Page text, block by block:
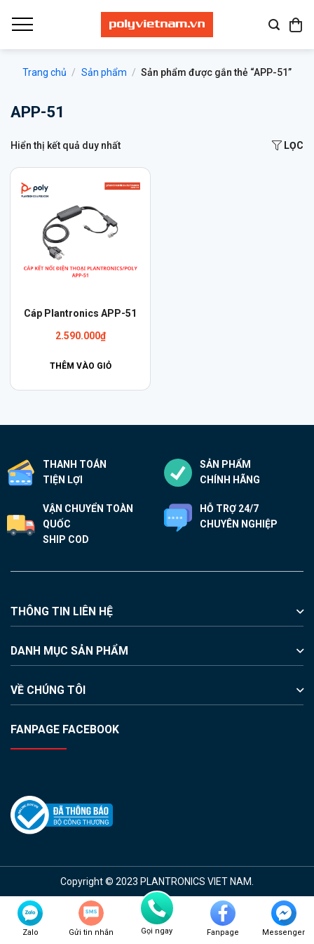
qua
Trang chủ / Sản phẩm / Sản phẩm được gắn thẻ “APP-51”
APP-51
Hiển thị kết quả duy nhất LỌC
Cáp Plantronics APP-51
2.590.000₫
THÊM VÀO GIỎ
THANH TOÁN
TIỆN LỢI
SẢN PHẨM
CHÍNH HÃNG
VẬN CHUYỂN TOÀN
QUỐC
SHIP COD
HỖ TRỢ 24/7
CHUYÊN NGHIỆP
THÔNG TIN LIÊN HỆ
DANH MỤC SẢN PHẨM
VỀ CHÚNG TÔI
FANPAGE FACEBOOK
Copyright © 2023 PLANTRONICS VIET NAM.
Gọi ngay
Gửi tin nhắn Fanpage Messenger
Zalo